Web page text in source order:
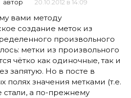
автор 20.10.2012 в 14:09
вами методу
создание меток из
произвольного
метки из произвольного
чётко как одиночные, так и
запятую. Но в посте в
полях значения метками (т.е.
стали, а по-прежнему